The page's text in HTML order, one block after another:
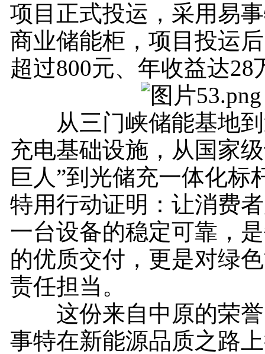
项目正式投运，采用易
商业储能柜，项目投运
超过800元、年收益达28
从三门峡储能基地到
充电基础设施，从国家
巨人”到光储充一体化标
特用行动证明：让消费
一台设备的稳定可靠，
的优质交付，更是对绿
责任担当。
这份来自中原的荣誉
事特在新能源品质之路